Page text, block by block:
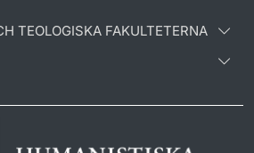
TEOLOGISKA FAKULTETERNA